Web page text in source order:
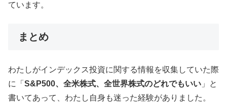
ています。
まとめ
わたしがインデックス投資に関する情報を収集していた際
に「 S&P500、全米株式、全世界株式のどれでもいい 」と
書いてあって、わたし自身も迷った経験がありました。